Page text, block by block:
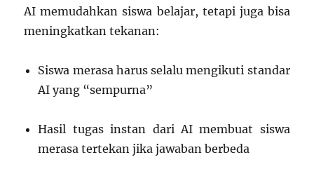
AI memudahkan siswa belajar, tetapi juga bisa
meningkatkan tekanan:
Siswa merasa harus selalu mengikuti standar
AI yang “sempurna”
Hasil tugas instan dari AI membuat siswa
merasa tertekan jika jawaban berbeda